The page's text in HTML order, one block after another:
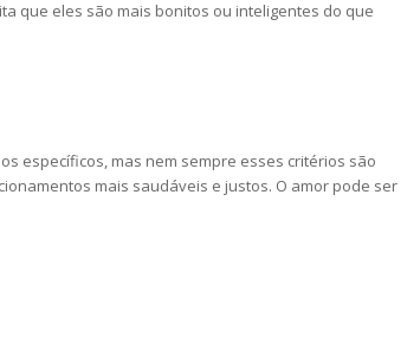
que eles são mais bonitos ou inteligentes do que
específicos, mas nem sempre esses critérios são
mais saudáveis e justos. O amor pode ser